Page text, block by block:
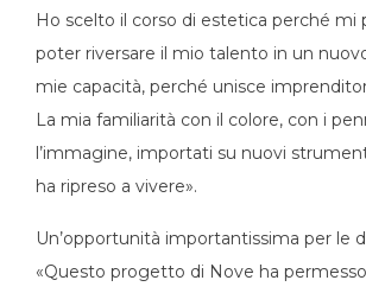
Ho scelto il corso di estetica perché mi
poter riversare il mio talento in un
mie capacità, perché unisce
La mia familiarità con il colore, con i
l’immagine, importati su nuovi
ha ripreso a vivere».
Un’opportunità importantissima per le
«Questo progetto di Nove ha